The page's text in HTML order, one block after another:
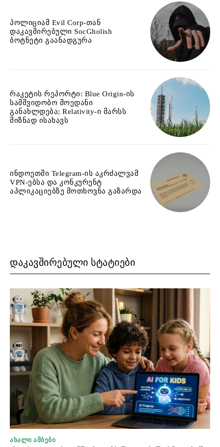
პოლიციამ Evil Corp-თან
დაკავშირებული SocGholish
ბოტნეტი გაანადგურა
რაკეტის რეპორტი: Blue Origin-ის
სამშვიდობო მოედანი
განახლდება; Relativity-ი მარსს
მიზნად ისახავს
ინდოეთში Telegram-ის აკრძალვამ
VPN-ებსა და კონკურენტ
აპლიკაციებზე მოთხოვნა გაზარდა
ᲓᲐᲙᲐᲕᲨᲘᲠᲔᲑᲣᲚᲘ ᲡᲢᲐᲢᲘᲔᲑᲘ
ᲐᲮᲐᲚᲘ ᲐᲛᲑᲔᲑᲘ